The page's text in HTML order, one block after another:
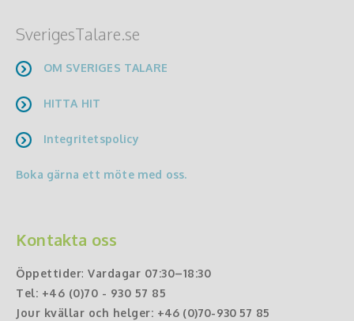
SverigesTalare.se
OM SVERIGES TALARE
HITTA HIT
Integritetspolicy
Boka gärna ett möte med oss.
Kontakta oss
Öppettider: Vardagar 07:30–18:30
Tel: +46 (0)70 - 930 57 85
Jour kvällar och helger: +46 (0)70-930 57 85